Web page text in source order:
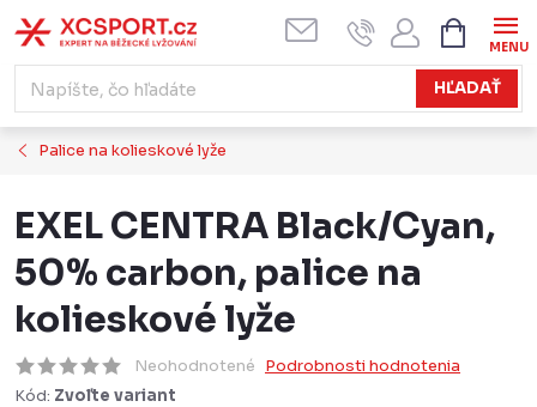
na
obsah
HĽADAŤ
KOŠÍK
Palice na kolieskové lyže
EXEL CENTRA Black/Cyan,
50% carbon, palice na
kolieskové lyže
Neohodnotené Podrobnosti hodnotenia
Kód: Zvoľte variant